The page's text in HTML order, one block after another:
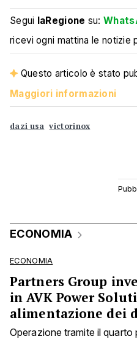
Segui laRegione su:
ricevi ogni mattina le notizie
Questo articolo è stato
Maggiori informazioni
dazi usa victorinox
ECONOMIA
ECONOMIA
Partners Group
in AVK Power
alimentazione dei
Operazione tramite il